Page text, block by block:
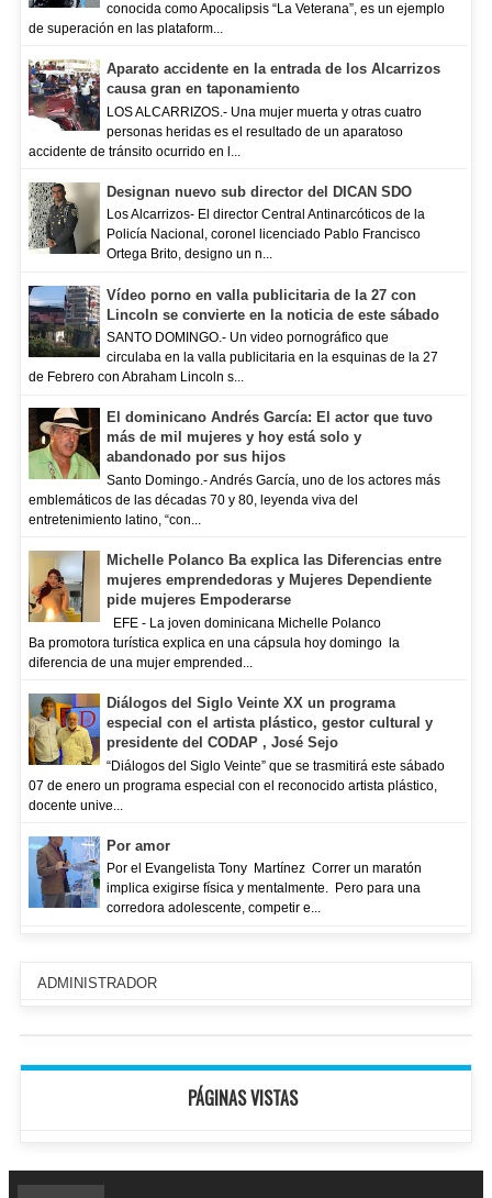
conocida como Apocalipsis “La Veterana”, es un ejemplo
de superación en las plataform...
Aparato accidente en la entrada de los Alcarrizos
causa gran en taponamiento
LOS ALCARRIZOS.- Una mujer muerta y otras cuatro
personas heridas es el resultado de un aparatoso
accidente de tránsito ocurrido en l...
Designan nuevo sub director del DICAN SDO
Los Alcarrizos- El director Central Antinarcóticos de la
Policía Nacional, coronel licenciado Pablo Francisco
Ortega Brito, designo un n...
Vídeo porno en valla publicitaria de la 27 con
Lincoln se convierte en la noticia de este sábado
SANTO DOMINGO.- Un video pornográfico que
circulaba en la valla publicitaria en la esquinas de la 27
de Febrero con Abraham Lincoln s...
El dominicano Andrés García: El actor que tuvo
más de mil mujeres y hoy está solo y
abandonado por sus hijos
Santo Domingo.- Andrés García, uno de los actores más
emblemáticos de las décadas 70 y 80, leyenda viva del
entretenimiento latino, “con...
Michelle Polanco Ba explica las Diferencias entre
mujeres emprendedoras y Mujeres Dependiente
pide mujeres Empoderarse
EFE - La joven dominicana Michelle Polanco
Ba promotora turística explica en una cápsula hoy domingo la
diferencia de una mujer emprended...
Diálogos del Siglo Veinte XX un programa
especial con el artista plástico, gestor cultural y
presidente del CODAP , José Sejo
“Diálogos del Siglo Veinte” que se trasmitirá este sábado
07 de enero un programa especial con el reconocido artista plástico,
docente unive...
Por amor
Por el Evangelista Tony Martínez Correr un maratón
implica exigirse física y mentalmente. Pero para una
corredora adolescente, competir e...
ADMINISTRADOR
PÁGINAS VISTAS